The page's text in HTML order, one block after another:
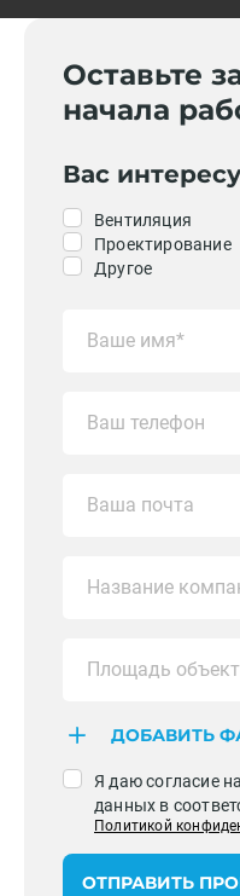
Оставьте
начала
Вас
Вентиляция
Проектирование
Другое
ДОБАВИТЬ
Я даю согласие
данных в
Политикой
ОТПРАВИТЬ